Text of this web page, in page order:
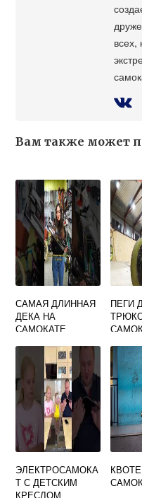
всех,
Вам также может
САМАЯ ДЛИННАЯ
ДЕКА НА
САМОКАТЕ
ПЕГИ
ЭЛЕКТРОСАМОКА
Т С ДЕТСКИМ
КРЕСЛОМ